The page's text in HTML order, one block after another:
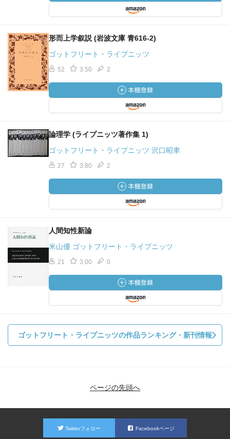
形而上学叙説 (岩波文庫 青616-2)
ゴットフリート・ライプニッツ
52 3.50 2
論理学 (ライプニッツ著作集 1)
ゴットフリート・ライプニッツ 沢口昭聿
27 3.80 2
人間知性新論
米山優 ゴットフリート・ライプニッツ
21 3.00 0
ゴットフリート・ライプニッツの作品ランキング・新刊情報
ページの先頭へ
Twitterフォロー Facebookページ